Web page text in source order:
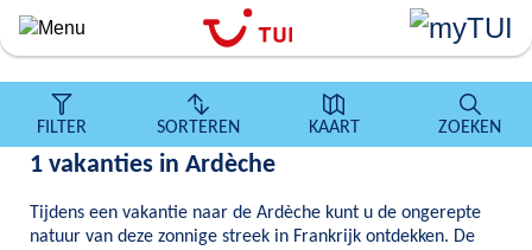
Overslaan
algemene
inhoud
FILTER SORTEREN KAART ZOEKEN
1 vakanties in Ardèche
Tijdens een vakantie naar de Ardèche kunt u de ongerepte
natuur van deze zonnige streek in Frankrijk ontdekken. De